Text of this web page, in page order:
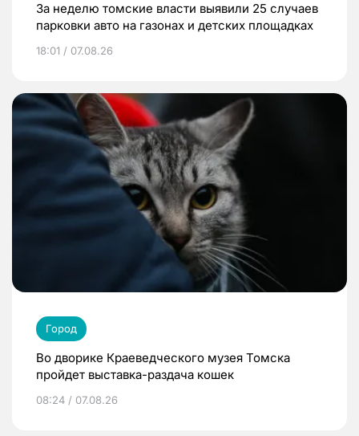
За неделю томские власти выявили 25 случаев
парковки авто на газонах и детских площадках
18:01 / 07.08.26
Город
Во дворике Краеведческого музея Томска
пройдет выставка-раздача кошек
08:24 / 07.08.26